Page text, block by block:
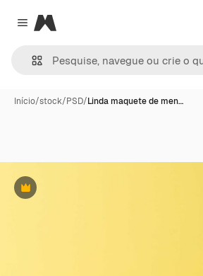
Close menu
Magnific
Início/stock/PSD/Linda maquete de men…
Premium